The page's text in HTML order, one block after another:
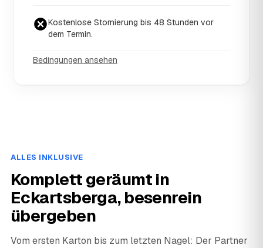
Kostenlose Stornierung bis 48 Stunden vor
dem Termin.
Bedingungen ansehen
ALLES INKLUSIVE
Komplett geräumt in
Eckartsberga, besenrein
übergeben
Vom ersten Karton bis zum letzten Nagel: Der Partner